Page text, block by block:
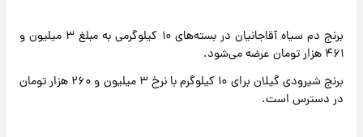
برنج دم سیاه آقاجانیان در بسته‌های ۱۰ کیلوگرمی به مبلغ ۳ میلیون و
۴۶۱ هزار تومان عرضه می‌شود.
برنج شیرودی گیلان برای ۱۰ کیلوگرم با نرخ ۳ میلیون و ۲۶۰ هزار تومان
در دسترس است.